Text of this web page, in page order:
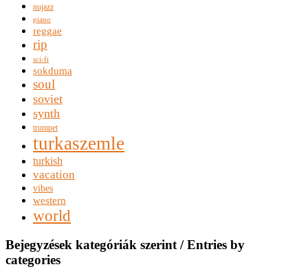
nujazz
piano
reggae
rip
sci-fi
sokduma
soul
soviet
synth
trumpet
turkaszemle
turkish
vacation
vibes
western
world
Bejegyzések kategóriák szerint / Entries by
categories